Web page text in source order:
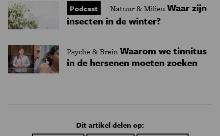
Podcast Natuur & MilieuWaar zijn
insecten in de winter?
Psyche & BreinWaarom we tinnitus
in de hersenen moeten zoeken
Dit artikel delen op: